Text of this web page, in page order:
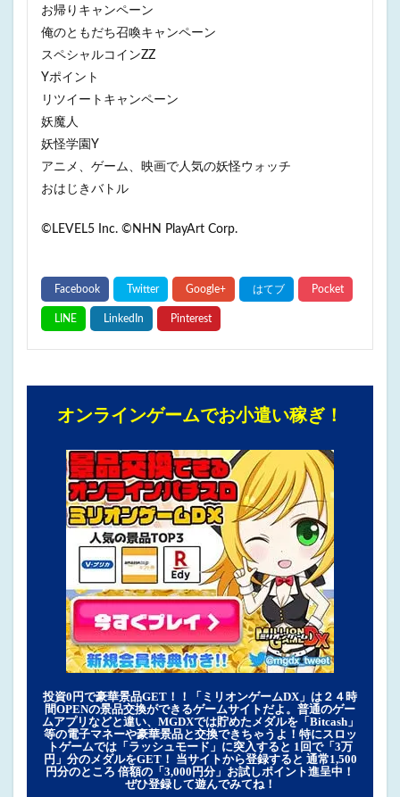
お帰りキャンペーン
俺のともだち召喚キャンペーン
スペシャルコインZZ
Yポイント
リツイートキャンペーン
妖魔人
妖怪学園Y
アニメ、ゲーム、映画で人気の妖怪ウォッチ
おはじきバトル
©LEVEL5 Inc. ©NHN PlayArt Corp.
オンラインゲームでお小遣い稼ぎ！
投資0円で豪華景品GET！！「ミリオンゲームDX」は２４時
間OPENの景品交換ができるゲームサイトだよ。普通のゲー
ムアプリなどと違い、MGDXでは貯めたメダルを「Bitcash」
等の電子マネーや豪華景品と交換できちゃうよ！特にスロッ
トゲームでは「ラッシュモード」に突入すると 1回で「3万
円」分のメダルをGET！ 当サイトから登録すると 通常1,500
円分のところ 倍額の「3,000円分」お試しポイント進呈中！
ぜひ登録して遊んでみてね！